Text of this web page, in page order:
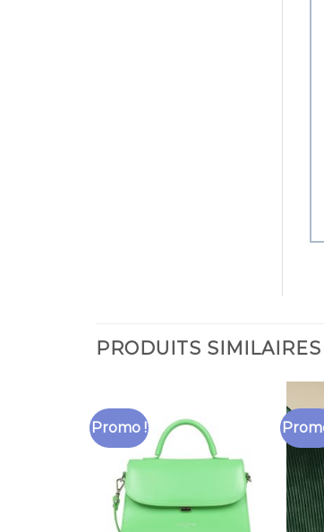
PRODUITS SIMILAIRES
Promo !